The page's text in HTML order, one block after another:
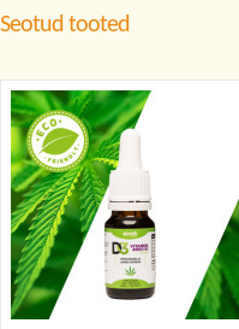
Seotud tooted